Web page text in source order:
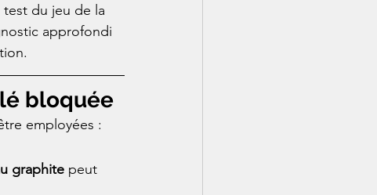
du jeu de la
approfondi
bloquée
employées :
graphite peut